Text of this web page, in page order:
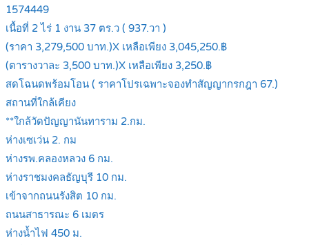
1574449
เนื้อที่ 2 ไร่ 1 งาน 37 ตร.ว ( 937.วา )
(ราคา 3,279,500 บาท.)X เหลือเพียง 3,045,250.฿
(ตารางวาละ 3,500 บาท.)X เหลือเพียง 3,250.฿
สดโฉนดพร้อมโอน ( ราคาโปรเฉพาะจองทำสัญญากรกฎา 67.)
สถานที่ใกล้เคียง
**ใกล้วัดปัญญานันทาราม 2.กม.
ห่างเซเว่น 2. กม
ห่างรพ.คลองหลวง 6 กม.
ห่างราชมงคลธัญบุรี 10 กม.
เข้าจากถนนรังสิต 10 กม.
ถนนสาธารณะ 6 เมตร
ห่างน้ำไฟ 450 ม.